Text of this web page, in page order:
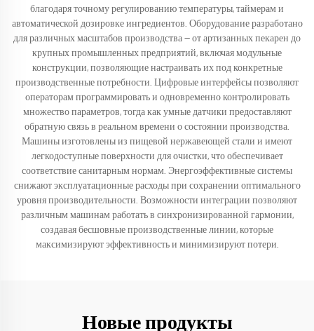
благодаря точному регулированию температуры, таймерам и
автоматической дозировке ингредиентов. Оборудование разработано
для различных масштабов производства — от артизанных пекарен до
крупных промышленных предприятий, включая модульные
конструкции, позволяющие настраивать их под конкретные
производственные потребности. Цифровые интерфейсы позволяют
операторам программировать и одновременно контролировать
множество параметров, тогда как умные датчики предоставляют
обратную связь в реальном времени о состоянии производства.
Машины изготовлены из пищевой нержавеющей стали и имеют
легкодоступные поверхности для очистки, что обеспечивает
соответствие санитарным нормам. Энергоэффективные системы
снижают эксплуатационные расходы при сохранении оптимального
уровня производительности. Возможности интеграции позволяют
различным машинам работать в синхронизированной гармонии,
создавая бесшовные производственные линии, которые
максимизируют эффективность и минимизируют потери.
Новые продукты